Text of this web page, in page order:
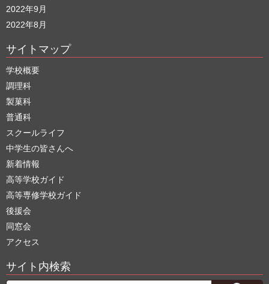
2022年9月
2022年8月
サイトマップ
学校概要
調理科
製菓科
普通科
スクールライフ
中学生の皆さんへ
新着情報
高等学校ガイド
高等専修学校ガイド
後援会
同窓会
アクセス
サイト内検索